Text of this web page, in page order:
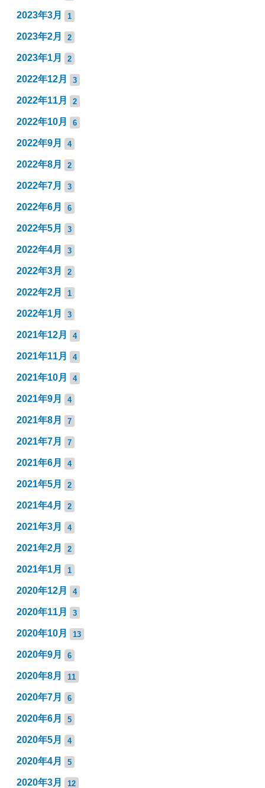
2023年3月 1
2023年2月 2
2023年1月 2
2022年12月 3
2022年11月 2
2022年10月 6
2022年9月 4
2022年8月 2
2022年7月 3
2022年6月 6
2022年5月 3
2022年4月 3
2022年3月 2
2022年2月 1
2022年1月 3
2021年12月 4
2021年11月 4
2021年10月 4
2021年9月 4
2021年8月 7
2021年7月 7
2021年6月 4
2021年5月 2
2021年4月 2
2021年3月 4
2021年2月 2
2021年1月 1
2020年12月 4
2020年11月 3
2020年10月 13
2020年9月 6
2020年8月 11
2020年7月 6
2020年6月 5
2020年5月 4
2020年4月 5
2020年3月 12